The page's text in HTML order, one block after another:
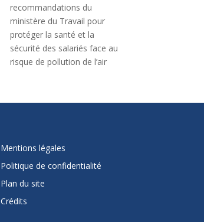
recommandations du
ministère du Travail pour
protéger la santé et la
sécurité des salariés face au
risque de pollution de l’air
Mentions légales
Politique de confidentialité
Plan du site
Crédits